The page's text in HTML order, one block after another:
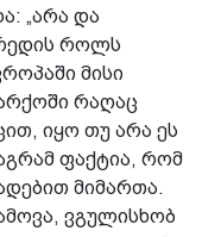
„არა და
როლს
მისი
რაღაც
იყო თუ არა ეს
ფაქტია, რომ
მიმართა.
ვგულისხობ